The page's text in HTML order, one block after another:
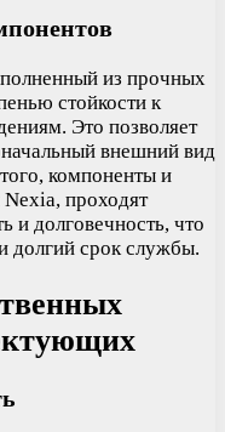
из прочных
стойкости к
Это позволяет
внешний вид
компоненты и
проходят
и долговечность, что
долгий срок службы.